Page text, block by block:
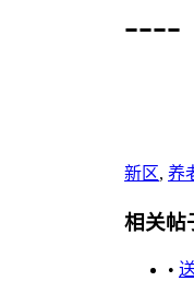
----
新区, 养
相关帖
•